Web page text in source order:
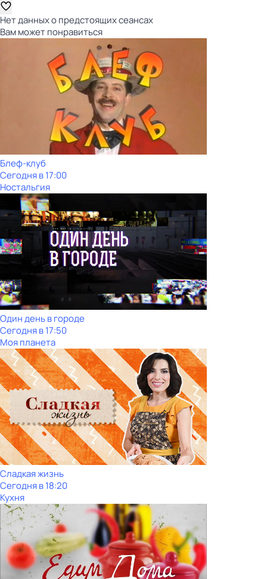
Нет данных о предстоящих сеансах
Вам может понравиться
Блеф-клуб
Сегодня в 17:00
Ностальгия
Один день в городе
Сегодня в 17:50
Моя планета
Сладкая жизнь
Сегодня в 18:20
Кухня